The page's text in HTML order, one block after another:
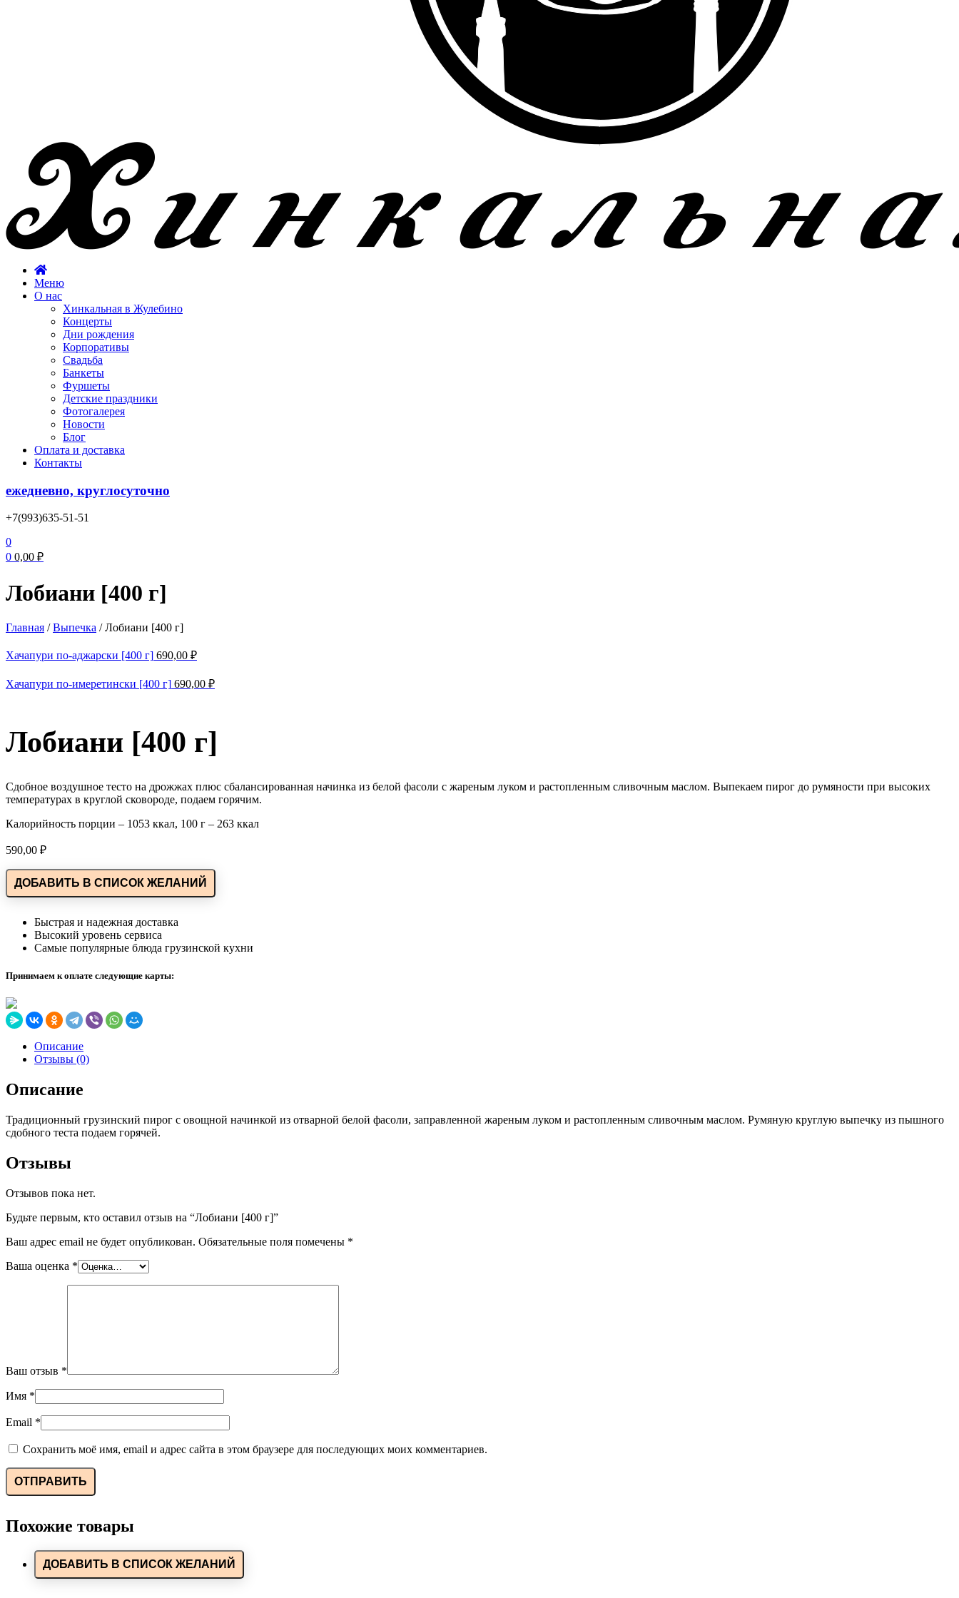
Меню
О нас
Хинкальная в Жулебино
Концерты
Дни рождения
Корпоративы
Свадьба
Банкеты
Фуршеты
Детские праздники
Фотогалерея
Новости
Блог
Оплата и доставка
Контакты
ежедневно, круглосуточно
+7(993)635-51-51
0
0 0,00 ₽
Лобиани [400 г]
Главная /Выпечка /Лобиани [400 г]
Хачапури по-аджарски [400 г] 690,00 ₽
Хачапури по-имеретински [400 г] 690,00 ₽
Лобиани [400 г]
Сдобное воздушное тесто на дрожжах плюс сбалансированная начинка из белой фасоли с жареным луком и растопленным сливочным маслом. Выпекаем пирог до румяности при высоких
температурах в круглой сковороде, подаем горячим.
Калорийность порции – 1053 ккал, 100 г – 263 ккал
590,00 ₽
ДОБАВИТЬ В СПИСОК ЖЕЛАНИЙ
Быстрая и надежная доставка
Высокий уровень сервиса
Самые популярные блюда грузинской кухни
Принимаем к оплате следующие карты:
Описание
Отзывы (0)
Описание
Традиционный грузинский пирог с овощной начинкой из отварной белой фасоли, заправленной жареным луком и растопленным сливочным маслом. Румяную круглую выпечку из пышного
сдобного теста подаем горячей.
Отзывы
Отзывов пока нет.
Будьте первым, кто оставил отзыв на “Лобиани [400 г]”
Ваш адрес email не будет опубликован. Обязательные поля помечены *
Ваша оценка *
Ваш отзыв *
Имя *
Email *
Сохранить моё имя, email и адрес сайта в этом браузере для последующих моих комментариев.
Похожие товары
ДОБАВИТЬ В СПИСОК ЖЕЛАНИЙ